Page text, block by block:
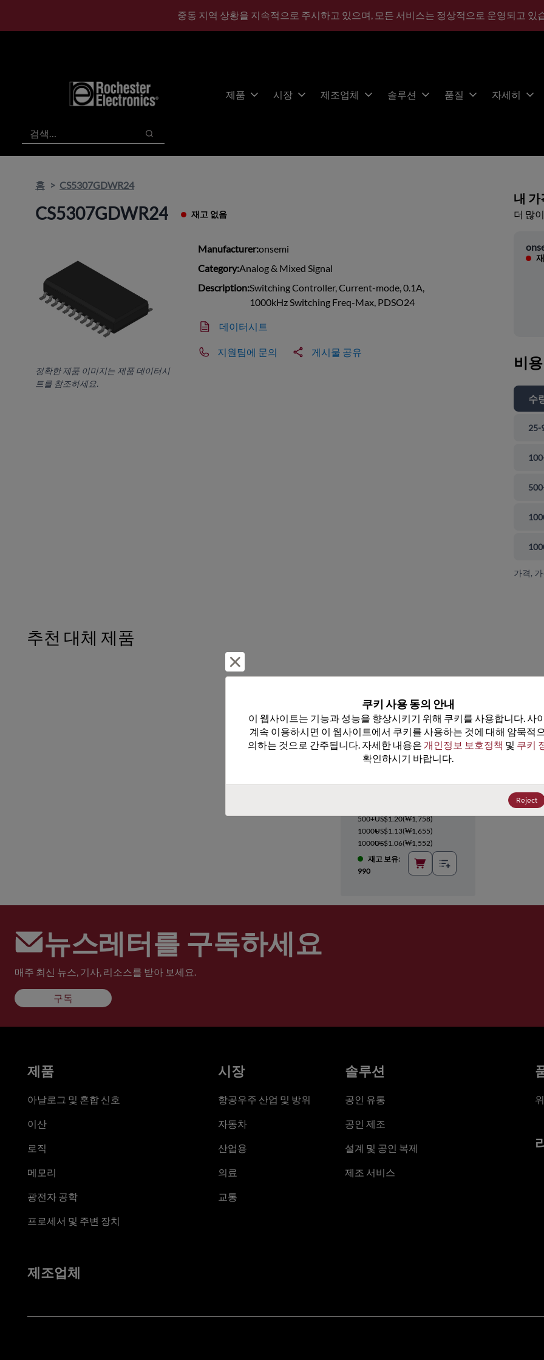
중동 지역 상황을 지속적으로 주시하고 있으며, 모든 서비스는 정상적으로 운영되고 있
제품 시장 제조업체 솔루션 품질 자세히
검색
검색
홈 CS5307GDWR24
CS5307GDWR24 재고 없음
정확한 제품 이미지는 제품 데이터시
트를 참조하세요.
Manufacturer:onsemi
Category:Analog & Mixed Signal
Description:Switching Controller, Current-mode, 0.1A,
1000kHz Switching Freq-Max, PDSO24
데이터시트
지원팀에 문의 게시물 공유
내 가
더 많
비용
수
25-
가격,
추천 대체 제품
CS5307GDW24
500+US$1.20(₩1,758)
1000+US$1.13(₩1,655)
10000+US$1.06(₩1,552)
재고 보유:
990
뉴스레터를 구독하세요
매주 최신 뉴스, 기사, 리소스를 받아 보세요.
구독
쿠키 사용 동의 안내
이 웹사이트는 기능과 성능을 향상시키기 위해 쿠키를 사용합니다. 사
계속 이용하시면 이 웹사이트에서 쿠키를 사용하는 것에 대해 암묵적
의하는 것으로 간주됩니다. 자세한 내용은 개인정보 보호정책 및 쿠키
확인하시기 바랍니다.
Reject
제품
아날로그 및 혼합 신호
이산
로직
메모리
광전자 공학
프로세서 및 주변 장치
시장
항공우주 산업 및 방위
자동차
산업용
의료
교통
솔루션
공인 유통
공인 제조
설계 및 공인 복제
제조 서비스
제조업체